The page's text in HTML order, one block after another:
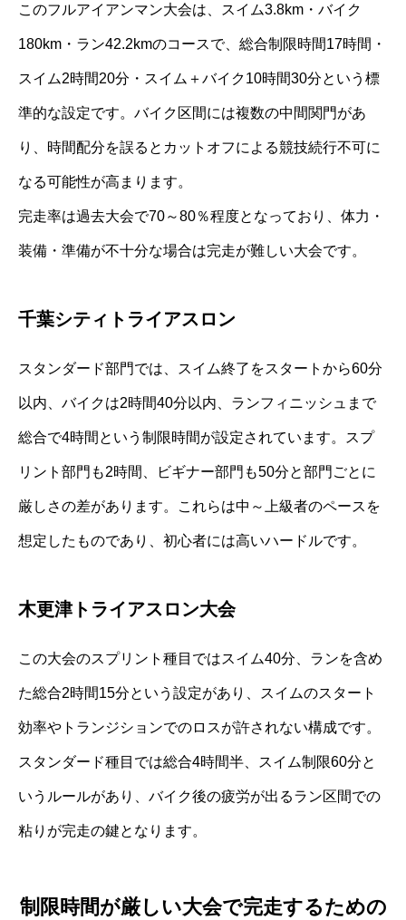
このフルアイアンマン大会は、スイム3.8km・バイク
180km・ラン42.2kmのコースで、総合制限時間17時間・
スイム2時間20分・スイム＋バイク10時間30分という標
準的な設定です。バイク区間には複数の中間関門があ
り、時間配分を誤るとカットオフによる競技続行不可に
なる可能性が高まります。
完走率は過去大会で70～80％程度となっており、体力・
装備・準備が不十分な場合は完走が難しい大会です。
千葉シティトライアスロン
スタンダード部門では、スイム終了をスタートから60分
以内、バイクは2時間40分以内、ランフィニッシュまで
総合で4時間という制限時間が設定されています。スプ
リント部門も2時間、ビギナー部門も50分と部門ごとに
厳しさの差があります。これらは中～上級者のペースを
想定したものであり、初心者には高いハードルです。
木更津トライアスロン大会
この大会のスプリント種目ではスイム40分、ランを含め
た総合2時間15分という設定があり、スイムのスタート
効率やトランジションでのロスが許されない構成です。
スタンダード種目では総合4時間半、スイム制限60分と
いうルールがあり、バイク後の疲労が出るラン区間での
粘りが完走の鍵となります。
制限時間が厳しい大会で完走するための